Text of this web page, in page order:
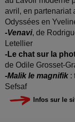
avril, en partenariat
Odyssées en
-Venavi, de
Letellier
-Le chat sur la
de Odile Grosset-
-Malik le magnifik :
Sefsaf
Infos sur le